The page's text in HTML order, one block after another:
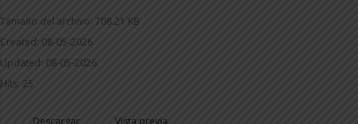
Tamaño del archivo: 708.21 KB
Created: 08-05-2026
Updated: 08-05-2026
Hits: 25